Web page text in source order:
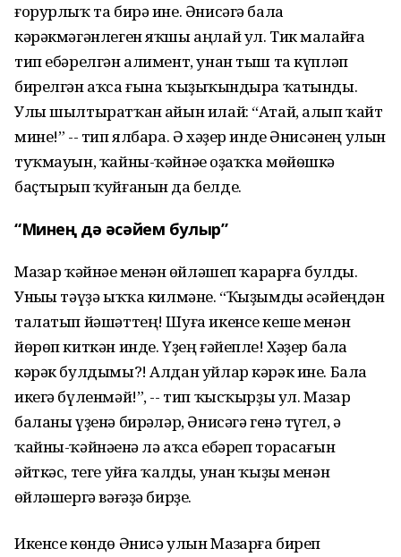
ғорурлыҡ та бирә ине. Әнисәгә бала
кәрәкмәгәнлеген яҡшы аңлай ул. Тик малайға
тип ебәрелгән алимент, унан тыш та күпләп
бирелгән аҡса ғына ҡыҙыҡһындыра ҡатынды.
Улы шылтыратҡан һайын илай: “Атай, алып ҡайт
мине!” -- тип ялбара. Ә хәҙер инде Әнисәнең улын
туҡмауын, ҡайны-ҡәйнәһе оҙаҡҡа мөйөшкә
баҫтырып ҡуйғанын да белде.
“Минең дә әсәйем булыр”
Мазһар ҡәйнәһе менән һөйләшеп ҡарарға булды.
Уныһы тәүҙә ыҡҡа килмәне. “Ҡыҙымды әсәйеңдән
талатып йәшәттең! Шуға икенсе кеше менән
йөрөп киткән инде. Үҙең ғәйепле! Хәҙер бала
кәрәк булдымы?! Алдан уйлар кәрәк ине. Бала
икегә бүленмәй!”, -- тип ҡысҡырҙы ул. Мазһар
баланы үҙенә бирһәләр, Әнисәгә генә түгел, ә
ҡайны-ҡәйнәһенә лә аҡса ебәреп торасағын
әйткәс, теге уйға ҡалды, унан ҡыҙы менән
һөйләшергә вәғәҙә бирҙе.
Икенсе көндө Әнисә улын Мазһарға биреп